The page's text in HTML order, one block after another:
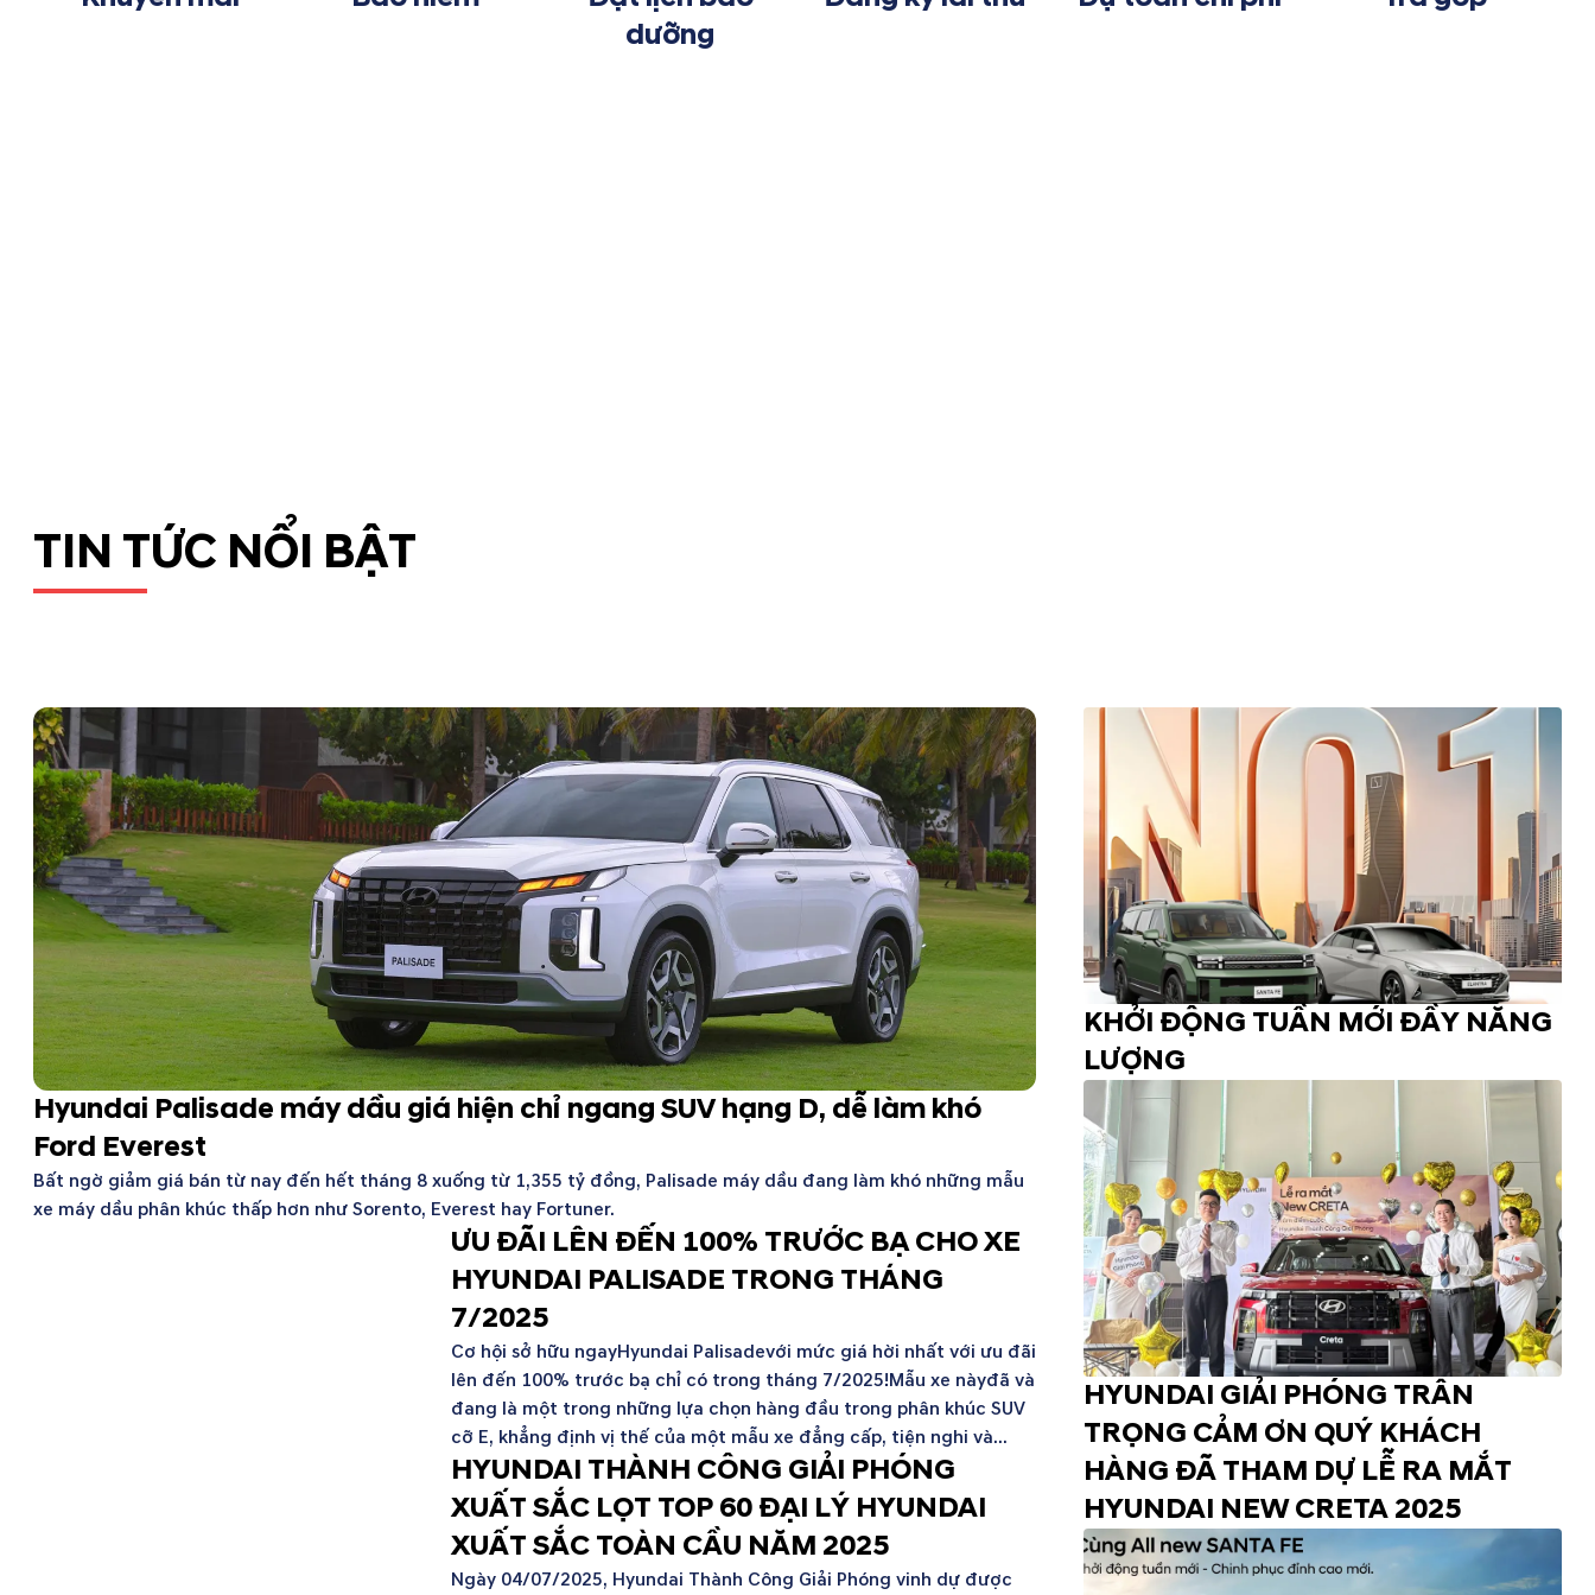
dưỡng
TIN TỨC NỔI BẬT
Hyundai Palisade máy dầu giá hiện chỉ ngang SUV hạng D, dễ làm khó
Ford Everest
Bất ngờ giảm giá bán từ nay đến hết tháng 8 xuống từ 1,355 tỷ đồng, Palisade máy dầu đang làm khó những mẫu
xe máy dầu phân khúc thấp hơn như Sorento, Everest hay Fortuner.
ƯU ĐÃI LÊN ĐẾN 100% TRƯỚC BẠ CHO XE
HYUNDAI PALISADE TRONG THÁNG
7/2025
Cơ hội sở hữu ngayHyundai Palisadevới mức giá hời nhất với ưu đãi
lên đến 100% trước bạ chỉ có trong tháng 7/2025!Mẫu xe nàyđã và
đang là một trong những lựa chọn hàng đầu trong phân khúc SUV
cỡ E, khẳng định vị thế của một mẫu xe đẳng cấp, tiện nghi và...
HYUNDAI THÀNH CÔNG GIẢI PHÓNG
XUẤT SẮC LỌT TOP 60 ĐẠI LÝ HYUNDAI
XUẤT SẮC TOÀN CẦU NĂM 2025
Ngày 04/07/2025, Hyundai Thành Công Giải Phóng vinh dự được
KHỞI ĐỘNG TUẦN MỚI ĐẦY NĂNG
LƯỢNG
HYUNDAI GIẢI PHÓNG TRÂN
TRỌNG CẢM ƠN QUÝ KHÁCH
HÀNG ĐÃ THAM DỰ LỄ RA MẮT
HYUNDAI NEW CRETA 2025